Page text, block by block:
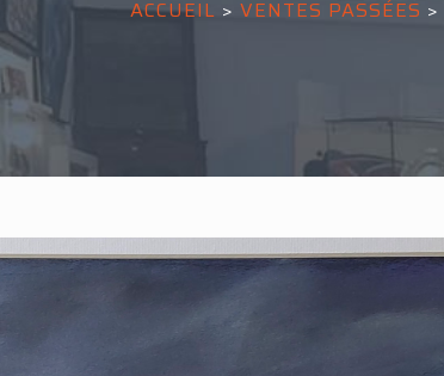
ACCUEIL > VENTES PASSÉES >